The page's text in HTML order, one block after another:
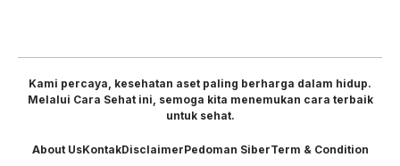
Kami percaya, kesehatan aset paling berharga dalam hidup.
Melalui Cara Sehat ini, semoga kita menemukan cara terbaik
untuk sehat.
About UsKontakDisclaimerPedoman SiberTerm & Condition